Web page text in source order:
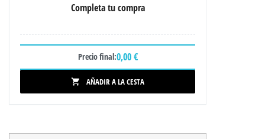
Completa tu compra
Precio final:0,00 €
 AÑADIR A LA CESTA